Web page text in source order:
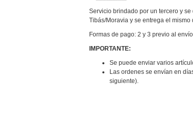
Servicio brindado por un tercero y
Tibás/Moravia y se entrega el
Formas de pago: 2 y 3 previo al
IMPORTANTE:
Se puede enviar varios
Las ordenes se envían en
siguiente).